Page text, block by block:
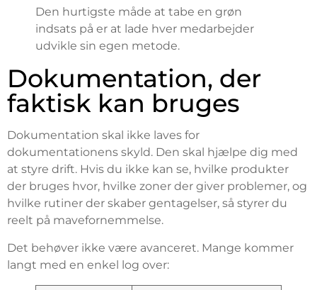
Den hurtigste måde at tabe en grøn
indsats på er at lade hver medarbejder
udvikle sin egen metode.
Dokumentation, der
faktisk kan bruges
Dokumentation skal ikke laves for
dokumentationens skyld. Den skal hjælpe dig med
at styre drift. Hvis du ikke kan se, hvilke produkter
der bruges hvor, hvilke zoner der giver problemer, og
hvilke rutiner der skaber gentagelser, så styrer du
reelt på mavefornemmelse.
Det behøver ikke være avanceret. Mange kommer
langt med en enkel log over: